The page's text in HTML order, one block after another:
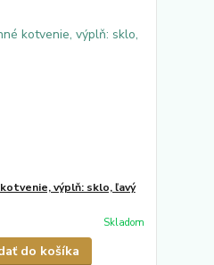
výplň: sklo, ľavý
Skladom
do košíka